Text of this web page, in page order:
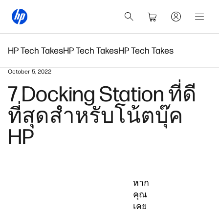
HP Tech TakesHP Tech TakesHP Tech Takes
October 5, 2022
7 Docking Station ที่ดี
ที่สุดสำหรับโน้ตบุ๊ค
HP
หาก
คุณ
เคย